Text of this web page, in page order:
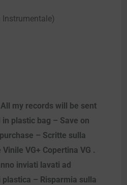
Instrumentale)
my records will be sent
plastic bag – Save on
– Scritte sulla
VG+ Copertina VG .
inviati lavati ad
– Risparmia sulla